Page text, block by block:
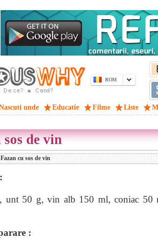
ROM
unde Educatie Filme Liste
sos de vin
cu sos de vin
unt 50 g, vin alb 150 ml, coniac 50
: